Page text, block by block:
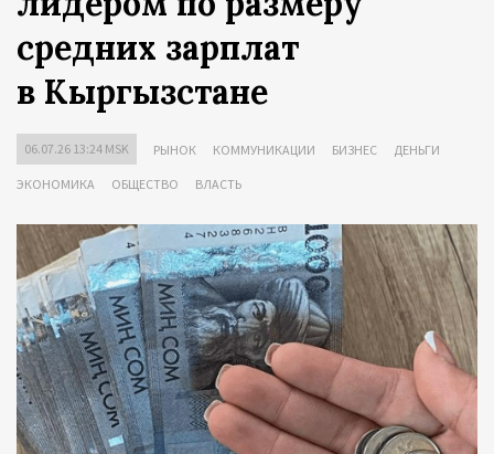
средних зарплат
в Кыргызстане
06.07.26 13:24 MSK РЫНОК КОММУНИКАЦИИ БИЗНЕС ДЕНЬГИ
ЭКОНОМИКА ОБЩЕСТВО ВЛАСТЬ